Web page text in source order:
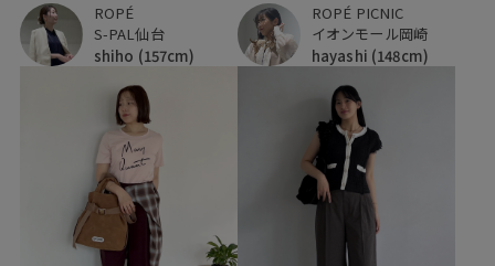
ROPÉ
S-PAL仙台
shiho (157cm)
ROPÉ PICNIC
イオンモール岡崎
hayashi (148cm)